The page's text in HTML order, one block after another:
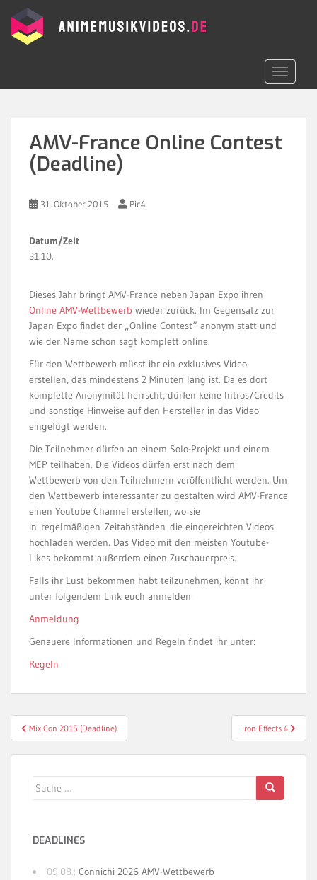
AMV-France Online Contest
(Deadline)
31. Oktober 2015 Pic4
Datum/Zeit
31.10.
Dieses Jahr bringt AMV-France neben Japan Expo ihren
Online AMV-Wettbewerb wieder zurück. Im Gegensatz zur
Japan Expo findet der „Online Contest“ anonym statt und
wie der Name schon sagt komplett online.
Für den Wettbewerb müsst ihr ein exklusives Video
erstellen, das mindestens 2 Minuten lang ist. Da es dort
komplette Anonymität herrscht, dürfen keine Intros/Credits
und sonstige Hinweise auf den Hersteller in das Video
eingefügt werden.
Die Teilnehmer dürfen an einem Solo-Projekt und einem
MEP teilhaben. Die Videos dürfen erst nach dem
Wettbewerb von den Teilnehmern veröffentlicht werden. Um
den Wettbewerb interessanter zu gestalten wird AMV-France
einen Youtube Channel erstellen, wo sie
in regelmäßigen Zeitabständen die eingereichten Videos
hochladen werden. Das Video mit den meisten Youtube-
Likes bekommt außerdem einen Zuschauerpreis.
Falls ihr Lust bekommen habt teilzunehmen, könnt ihr
unter folgendem Link euch anmelden:
Anmeldung
Genauere Informationen und Regeln findet ihr unter:
Regeln
Beitragsnavigation
Mix Con 2015 (Deadline) Iron Effects 4
Suche
DEADLINES
09.08.: Connichi 2026 AMV-Wettbewerb